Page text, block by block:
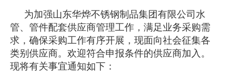
为加强山东华烨不锈钢制品集团有限公司水
管、管件配套供应商管理工作，满足业务采购需
求，确保采购工作有序开展，现面向社会征集各
类别供应商。欢迎符合申报条件的供应商加入。
现将有关事宜通知如下：